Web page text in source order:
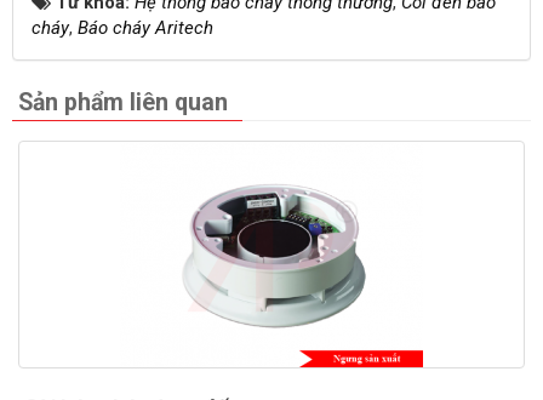
cháy, Báo cháy Aritech
Sản phẩm liên quan